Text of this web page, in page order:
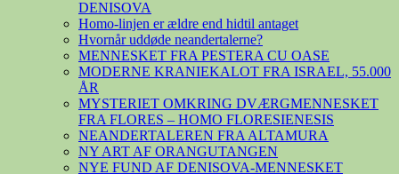
DENISOVA
Homo-linjen er ældre end hidtil antaget
Hvornår uddøde neandertalerne?
MENNESKET FRA PESTERA CU OASE
MODERNE KRANIEKALOT FRA ISRAEL, 55.000
ÅR
MYSTERIET OMKRING DVÆRGMENNESKET
FRA FLORES – HOMO FLORESIENESIS
NEANDERTALEREN FRA ALTAMURA
NY ART AF ORANGUTANGEN
NYE FUND AF DENISOVA-MENNESKET